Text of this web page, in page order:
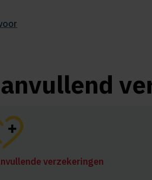
verzekeringen